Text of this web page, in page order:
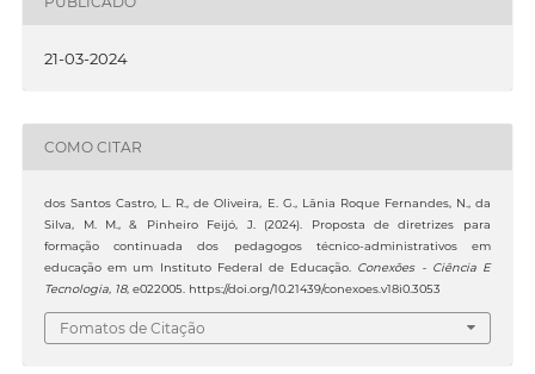
21-03-2024
COMO CITAR
dos Santos Castro, L. R., de Oliveira, E. G., Lânia Roque Fernandes, N., da
Silva, M. M., & Pinheiro Feijó, J. (2024). Proposta de diretrizes para
formação continuada dos pedagogos técnico-administrativos em
educação em um Instituto Federal de Educação. Conexões - Ciência E
Tecnologia, 18, e022005. https://doi.org/10.21439/conexoes.v18i0.3053
Fomatos de Citação